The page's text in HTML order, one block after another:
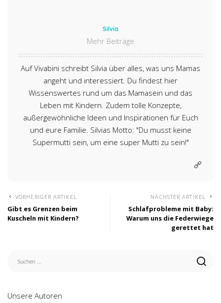
Silvia
Mehr Beiträge
Auf Vivabini schreibt Silvia über alles, was uns Mamas
angeht und interessiert. Du findest hier
Wissenswertes rund um das Mamasein und das
Leben mit Kindern. Zudem tolle Konzepte,
außergewöhnliche Ideen und Inspirationen für Euch
und eure Familie. Silvias Motto: "Du musst keine
Supermutti sein, um eine super Mutti zu sein!"
VORHERIGER ARTIKEL
Gibt es Grenzen beim
Kuscheln mit Kindern?
NÄCHSTER ARTIKEL
Schlafprobleme mit Baby:
Warum uns die Federwiege
gerettet hat
Unsere Autoren